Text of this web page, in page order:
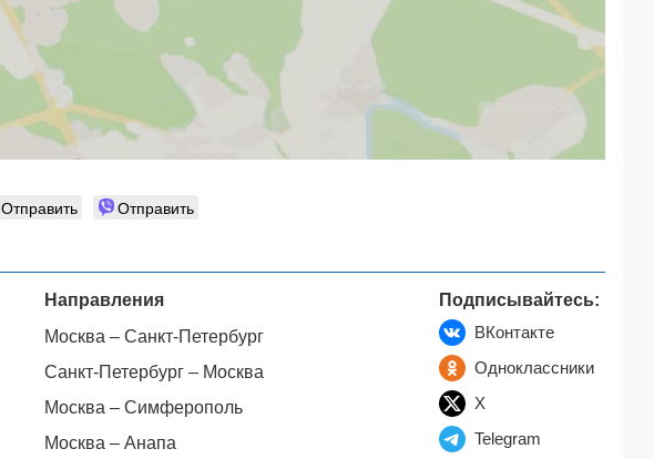
Отправить Отправить
Направления
Москва – Санкт-Петербург
Санкт-Петербург – Москва
Москва – Симферополь
Москва – Анапа
Подписывайтесь:
ВКонтакте
Одноклассники
X
Telegram